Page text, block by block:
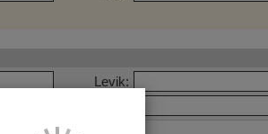
Levik: